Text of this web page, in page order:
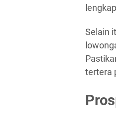
Selain
tertera